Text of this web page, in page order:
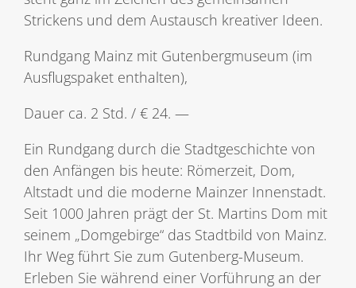
Strickens und dem Austausch kreativer Ideen.
Rundgang Mainz mit Gutenbergmuseum (im
Ausflugspaket enthalten),
Dauer ca. 2 Std. / € 24. —
Ein Rundgang durch die Stadtgeschichte von
den Anfängen bis heute: Römerzeit, Dom,
Altstadt und die moderne Mainzer Innenstadt.
Seit 1000 Jahren prägt der St. Martins Dom mit
seinem „Domgebirge“ das Stadtbild von Mainz.
Ihr Weg führt Sie zum Gutenberg-Museum.
Erleben Sie während einer Vorführung an der